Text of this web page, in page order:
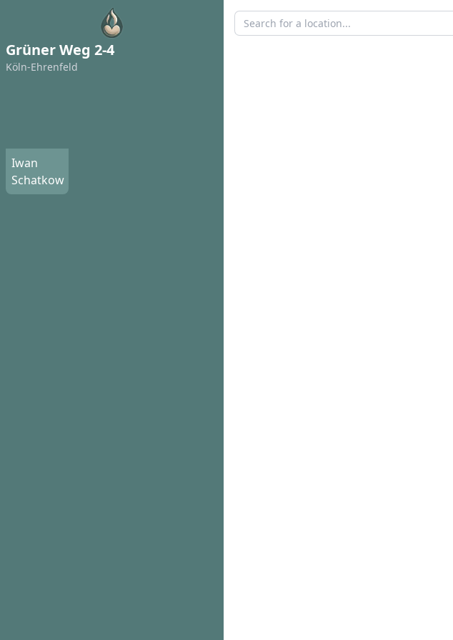
Grüner Weg 2-4
Köln-Ehrenfeld
Iwan
Schatkow